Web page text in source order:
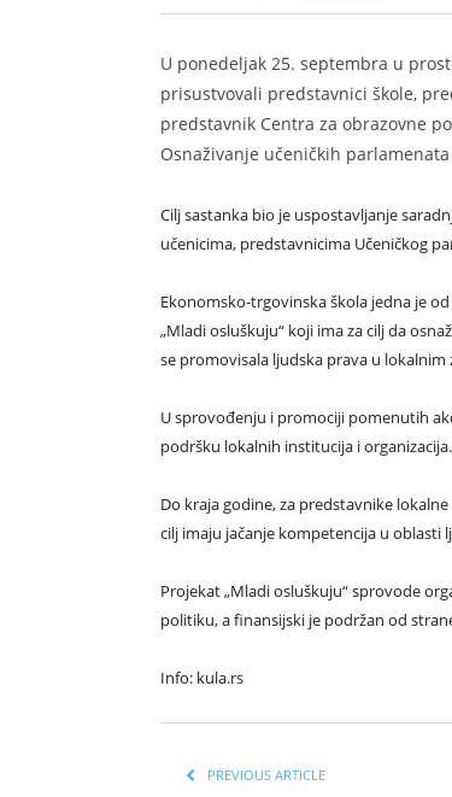
U ponedeljak 25. septembra u
prisustvovali predstavnici škole,
predstavnik Centra za obrazovne
Osnaživanje učeničkih
Cilj sastanka bio je uspostavljanje
učenicima, predstavnicima Učeničkog
Ekonomsko-trgovinska škola jedna je
„Mladi osluškuju“ koji ima za cilj da
se promovisala ljudska prava u lokalnim
U sprovođenju i promociji pomenutih
podršku lokalnih institucija i organizacija.
Do kraja godine, za predstavnike
cilj imaju jačanje kompetencija u oblasti
Projekat „Mladi osluškuju“ sprovode
politiku, a finansijski je podržan od
Info: kula.rs
PREVIOUS ARTICLE